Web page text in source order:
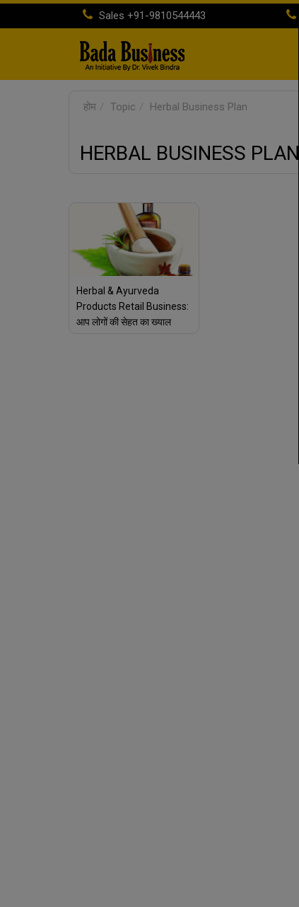
Sales +91-9810544443
होम Topic Herbal Business Plan
HERBAL BUSINESS PLAN
Herbal & Ayurveda
Products Retail Business:
आप लोगों की सेहत का ख्याल